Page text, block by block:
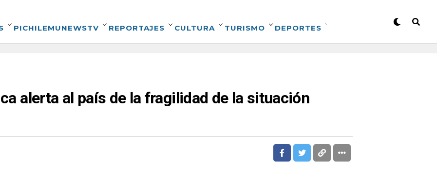
PICHILEMUNEWSTV REPORTAJES CULTURA TURISMO DEPORTES
alerta al país de la fragilidad de la situación